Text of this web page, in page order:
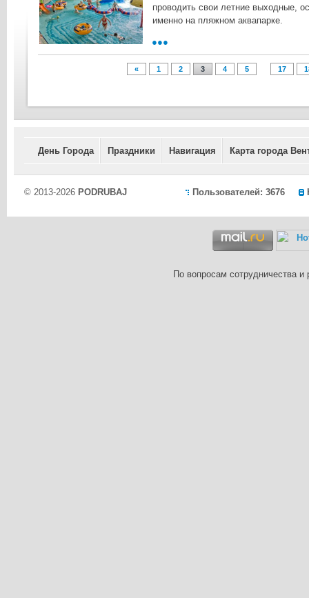
проводить свои летние выходные,
именно на пляжном аквапарке.
●●●
« 1 2 3 4 5 17
День Города Праздники Навигация Карта города
Пользователей: 3676
© 2013-2026 PODRUBAJ
По вопросам сотрудничества